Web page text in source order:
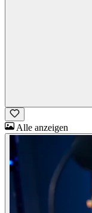
Alle anzeigen